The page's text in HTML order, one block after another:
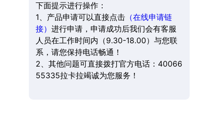
下面提示进行操作：
1、产品申请可以直接点击（在线申请链
接） 进行申请，申请成功后我们会有客服
人员在工作时间内（9.30-18.00）与您联
系，请您保持电话畅通！
2、其他问题可直接拨打官方电话：40066
55335拉卡拉竭诚为您服务！